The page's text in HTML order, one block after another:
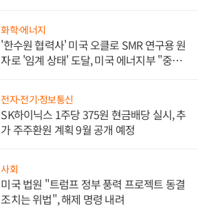
화학·에너지
'한수원 협력사' 미국 오클로 SMR 연구용 원
자로 '임계 상태' 도달, 미국 에너지부 "중요
전자·전기·정보통신
SK하이닉스 1주당 375원 현금배당 실시, 추
가 주주환원 계획 9월 공개 예정
사회
미국 법원 "트럼프 정부 풍력 프로젝트 동결
조치는 위법", 해제 명령 내려